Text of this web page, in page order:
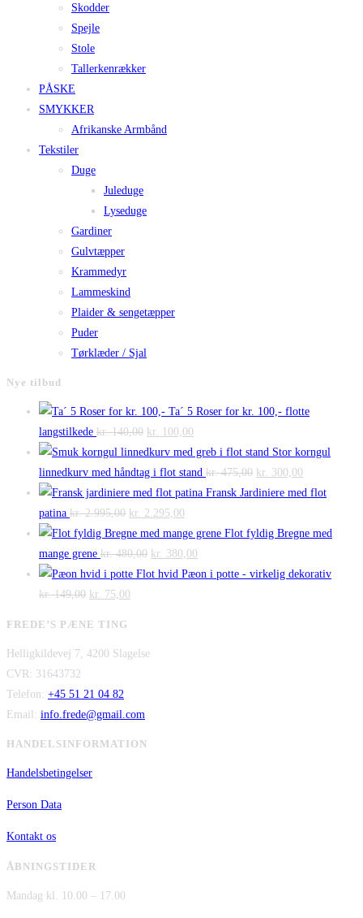
Skodder
Spejle
Stole
Tallerkenrækker
PÅSKE
SMYKKER
Afrikanske Armbånd
Tekstiler
Duge
Juleduge
Lyseduge
Gardiner
Gulvtæpper
Krammedyr
Lammeskind
Plaider & sengetæpper
Puder
Tørklæder / Sjal
Nye tilbud
Ta´ 5 Roser for kr. 100,- flotte
langstilkede kr.140,00 Den
oprindelige
pris
var:
kr. 140,00.
kr. 100,00
aktuelle
pris
er:
Stor korngul
linnedkurv med håndtag i flot stand kr.475,00 Den
oprindelige
var:
kr. 300,00
aktuelle
er:
Fransk Jardiniere med flot
patina kr.2.995,00 Den
oprindelige
pris
var:
kr. 2.995,00.
kr. 2.295,00
aktuelle
pris
er:
Flot fyldig Bregne med
mange grene kr.480,00 Den
oprindelige
kr. 380,00
aktuelle
Flot hvid Pæon i potte - virkelig dekorativ
kr.149,00 Den
var:
kr. 75,00
er:
FREDE’S PÆNE TING
Helligkildevej 7, 4200 Slagelse
CVR: 31643732
Telefon: +45 51 21 04 82
Email: info.frede@gmail.com
HANDELSINFORMATION
Handelsbetingelser
Person Data
Kontakt os
ÅBNINGSTIDER
Mandag kl. 10.00 – 17.00